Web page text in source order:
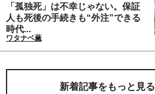
「孤独死」は不幸じゃない。保証
人も死後の手続きも“外注”できる
時代...
ワタナベ薫
新着記事をもっと見る